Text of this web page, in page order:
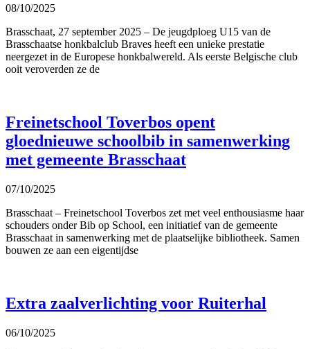
08/10/2025
Brasschaat, 27 september 2025 – De jeugdploeg U15 van de
Brasschaatse honkbalclub Braves heeft een unieke prestatie
neergezet in de Europese honkbalwereld. Als eerste Belgische club
ooit veroverden ze de
Freinetschool Toverbos opent
gloednieuwe schoolbib in samenwerking
met gemeente Brasschaat
07/10/2025
Brasschaat – Freinetschool Toverbos zet met veel enthousiasme haar
schouders onder Bib op School, een initiatief van de gemeente
Brasschaat in samenwerking met de plaatselijke bibliotheek. Samen
bouwen ze aan een eigentijdse
Extra zaalverlichting voor Ruiterhal
06/10/2025